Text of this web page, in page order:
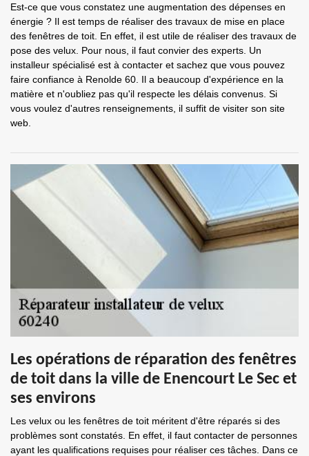
Est-ce que vous constatez une augmentation des dépenses en
énergie ? Il est temps de réaliser des travaux de mise en place
des fenêtres de toit. En effet, il est utile de réaliser des travaux de
pose des velux. Pour nous, il faut convier des experts. Un
installeur spécialisé est à contacter et sachez que vous pouvez
faire confiance à Renolde 60. Il a beaucoup d'expérience en la
matière et n'oubliez pas qu'il respecte les délais convenus. Si
vous voulez d'autres renseignements, il suffit de visiter son site
web.
Les opérations de réparation des fenêtres
de toit dans la ville de Enencourt Le Sec et
ses environs
Les velux ou les fenêtres de toit méritent d'être réparés si des
problèmes sont constatés. En effet, il faut contacter de personnes
ayant les qualifications requises pour réaliser ces tâches. Dans ce